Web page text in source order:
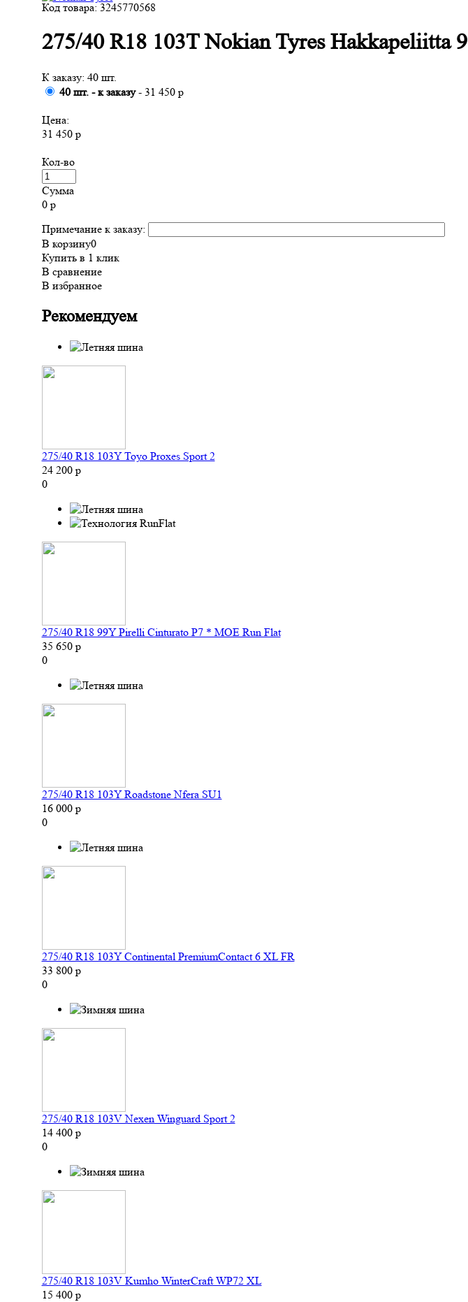
Код товара: 3245770568
275/40 R18 103T Nokian Tyres Hakkapeliitta 9
К заказу: 40 шт.
40 шт. - к заказу- 31 450 р
Цена:
31 450 р
Кол-во
Сумма
0р
Примечание к заказу:
В корзину0
Купить в 1 клик
В сравнение
В избранное
Рекомендуем
275/40 R18 103Y Toyo Proxes Sport 2
24 200 р
0
275/40 R18 99Y Pirelli Cinturato P7 * MOE Run Flat
35 650 р
0
275/40 R18 103Y Roadstone Nfera SU1
16 000 р
0
275/40 R18 103Y Continental PremiumContact 6 XL FR
33 800 р
0
275/40 R18 103V Nexen Winguard Sport 2
14 400 р
0
275/40 R18 103V Kumho WinterCraft WP72 XL
15 400 р